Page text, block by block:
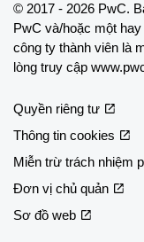
© 2017 - 2026 PwC.
PwC và/hoặc một
công ty thành viên là
lòng truy cập
Quyền riêng tư
Thông tin cookies
Miễn trừ trách nhiệm
Đơn vị chủ quản
Sơ đồ web